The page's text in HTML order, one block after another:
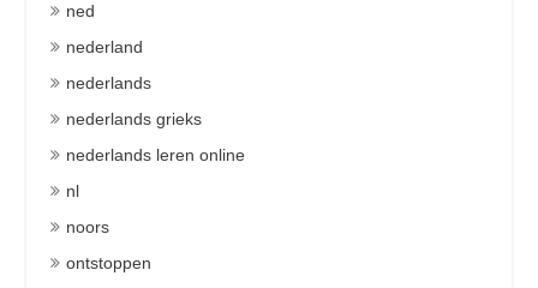
ned
nederland
nederlands
nederlands grieks
nederlands leren online
nl
noors
ontstoppen